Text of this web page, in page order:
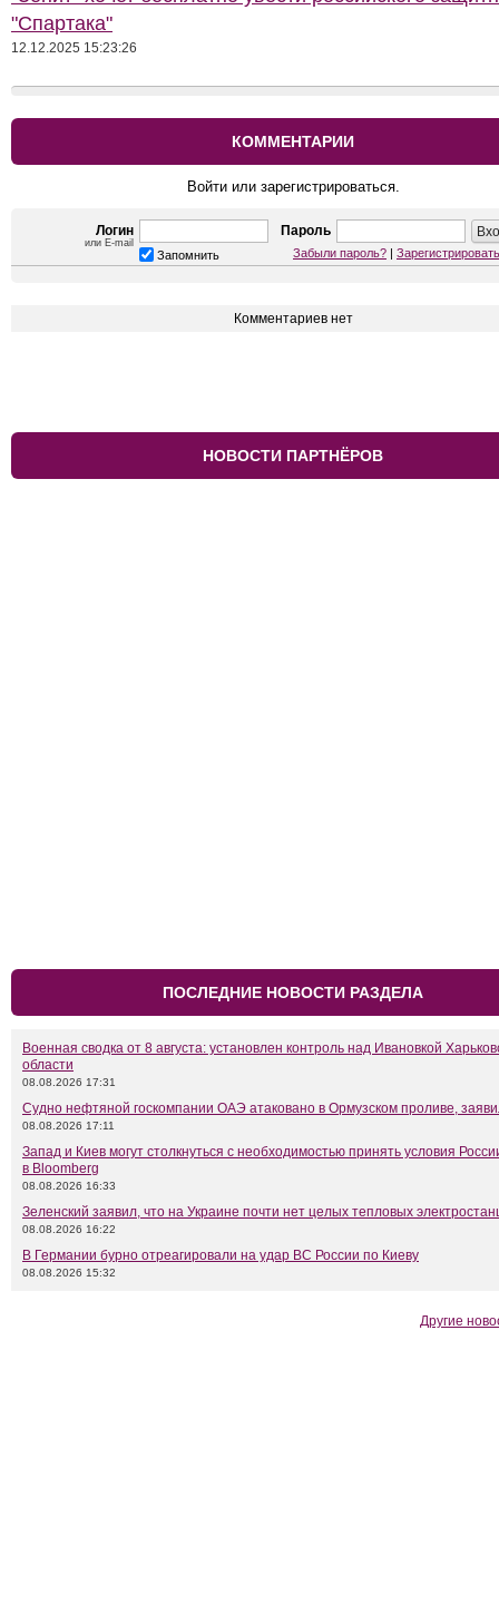
"Спартака"
12.12.2025 15:23:26
КОММЕНТАРИИ
Войти или зарегистрироваться.
Логин
или E-mail
Пароль
Запомнить Забыли пароль? |
Комментариев нет
НОВОСТИ ПАРТНЁРОВ
ПОСЛЕДНИЕ НОВОСТИ РАЗДЕЛА
Военная сводка от 8 августа: установлен контроль над Ивановкой
области
08.08.2026 17:31
Судно нефтяной госкомпании ОАЭ атаковано в Ормузском проливе,
08.08.2026 17:11
Запад и Киев могут столкнуться с необходимостью принять условия
в Bloomberg
08.08.2026 16:33
Зеленский заявил, что на Украине почти нет целых тепловых
08.08.2026 16:22
В Германии бурно отреагировали на удар ВС России по Киеву
08.08.2026 15:32
Другие